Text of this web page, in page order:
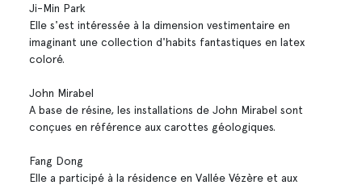
Ji-Min Park
Elle s'est intéressée à la dimension vestimentaire en
imaginant une collection d'habits fantastiques en latex
coloré.
John Mirabel
A base de résine, les installations de John Mirabel sont
conçues en référence aux carottes géologiques.
Fang Dong
Elle a participé à la résidence en Vallée Vézère et aux